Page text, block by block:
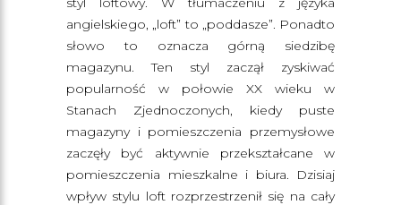
angielskiego, „loft” to „poddasze”. Ponadto
słowo to oznacza górną siedzibę
magazynu. Ten styl zaczął zyskiwać
popularność w połowie XX wieku w
Stanach Zjednoczonych, kiedy puste
magazyny i pomieszczenia przemysłowe
zaczęły być aktywnie przekształcane w
pomieszczenia mieszkalne i biura. Dzisiaj
wpływ stylu loft rozprzestrzenił się na cały